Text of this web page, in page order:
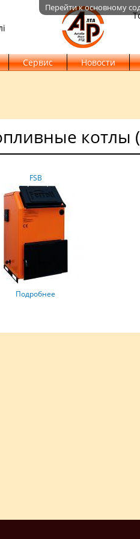
Перейти к основному
Сервис Новости
котлы
FSB
Подробнее